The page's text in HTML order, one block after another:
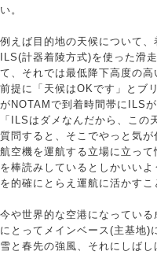
い。
例えば目的地の天候について
ILS(計器着陵方式)を使った滑
て、それでは最低降下高度の
前提に「天候はOKです」とブ
がNOTAMで到着時間帯にILS
「ILSはダメなんだから、この
質問すると、そこでやっと気が
航空機を運航する立場に立っ
を棒読みしているとしかいい
を的確にとらえ運航に活かすこ
今や世界的な空港になってい
にとってメインベース(主基地)
雪と春先の強風、それにしば